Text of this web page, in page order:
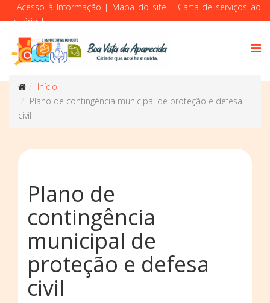
| Acesso à Informação | Mapa do site | Carta de serviços ao
usuário|
Início
Plano de contingência municipal de proteção e defesa
civil
Plano de
contingência
municipal de
proteção e defesa
civil